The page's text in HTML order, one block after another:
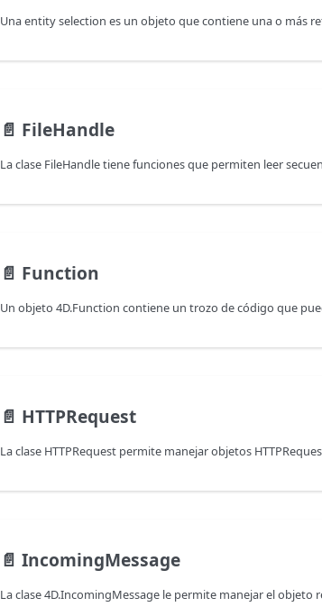
📄️ FileHandle
📄️ Function
📄️ HTTPRequest
📄️ IncomingMessage